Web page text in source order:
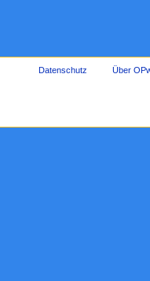
Datenschutz Über